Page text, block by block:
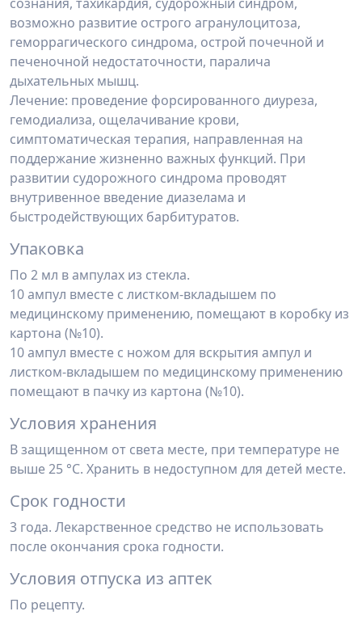
возможно развитие острого агранулоцитоза,
геморрагического синдрома, острой почечной и
печеночной недостаточности, паралича
дыхательных мышц.
Лечение: проведение форсированного диуреза,
гемодиализа, ощелачивание крови,
симптоматическая терапия, направленная на
поддержание жизненно важных функций. При
развитии судорожного синдрома проводят
внутривенное введение диазелама и
быстродействующих барбитуратов.
Упаковка
По 2 мл в ампулах из стекла.
10 ампул вместе с листком-вкладышем по
медицинскому применению, помещают в коробку из
картона (№10).
10 ампул вместе с ножом для вскрытия ампул и
листком-вкладышем по медицинскому применению
помещают в пачку из картона (№10).
Условия хранения
В защищенном от света месте, при температуре не
выше 25 °С. Хранить в недоступном для детей месте.
Срок годности
3 года. Лекарственное средство не использовать
после окончания срока годности.
Условия отпуска из аптек
По рецепту.